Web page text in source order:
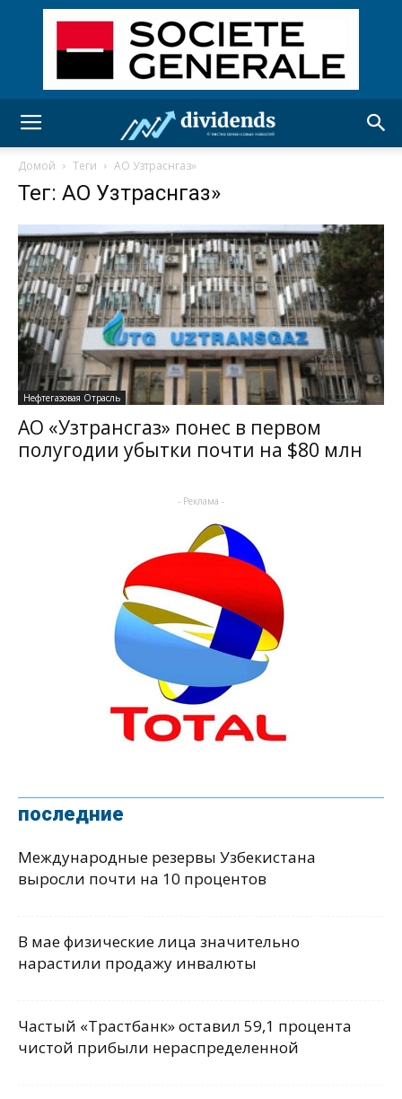
Домой Теги АО Узтраснгаз»
Тег: АО Узтраснгаз»
Нефтегазовая Отрасль
АО «Узтрансгаз» понес в первом
полугодии убытки почти на $80 млн
- Реклама -
последние
Международные резервы Узбекистана
выросли почти на 10 процентов
В мае физические лица значительно
нарастили продажу инвалюты
Частый «Трастбанк» оставил 59,1 процента
чистой прибыли нераспределенной